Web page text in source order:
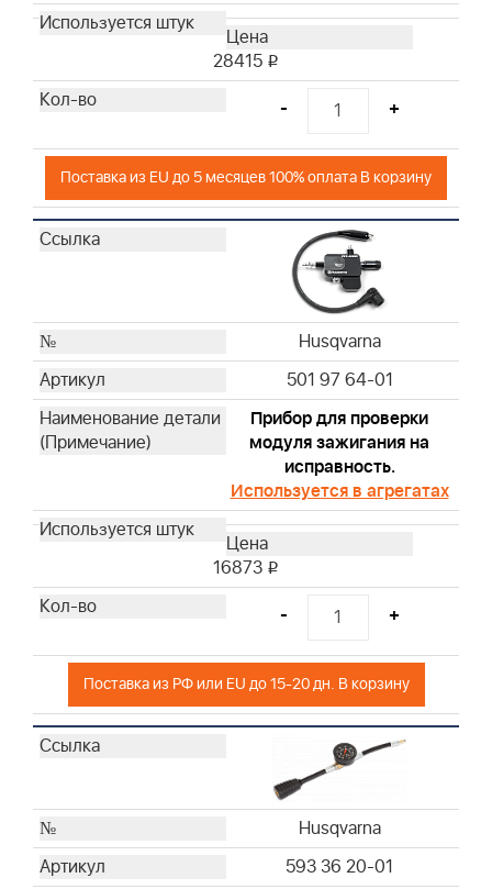
Husqvarna
Husqvarna
Husqvarna
Husqvarna
Husqvarna
Husqvarna
Husqvarna
Husqvarna
Husqvarna
Husqvarna
Husqvarna
Husqvarna
Husqvarna
Husqvarna
Husqvarna
Husqvarna
Husqvarna
Husqvarna
Husqvarna
Husqvarna
Husqvarna
Husqvarna
Husqvarna
Husqvarna
Husqvarna
28415 i
- +
Поставка из EU до 5 месяцев 100% оплата В корзину
Husqvarna
501 97 64-01
Прибор для проверки
модуля зажигания на
исправность.
Используется в агрегатах
16873 i
- +
Поставка из РФ или EU до 15-20 дн. В корзину
Husqvarna
593 36 20-01